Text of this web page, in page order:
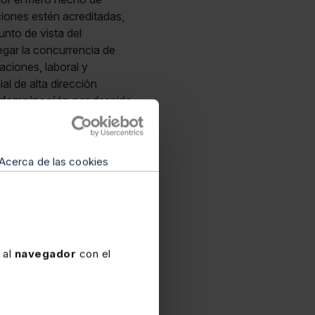
de las cookies
navegador con el
estén acreditadas,
de vista del
la concurrencia de
laboral y
de alta dirección
por despido
tenido una relación
pasó a ser especial
,TEAC 6-11-13EDD
y
dirección (
orgánica, de carácter
la sociedad, se